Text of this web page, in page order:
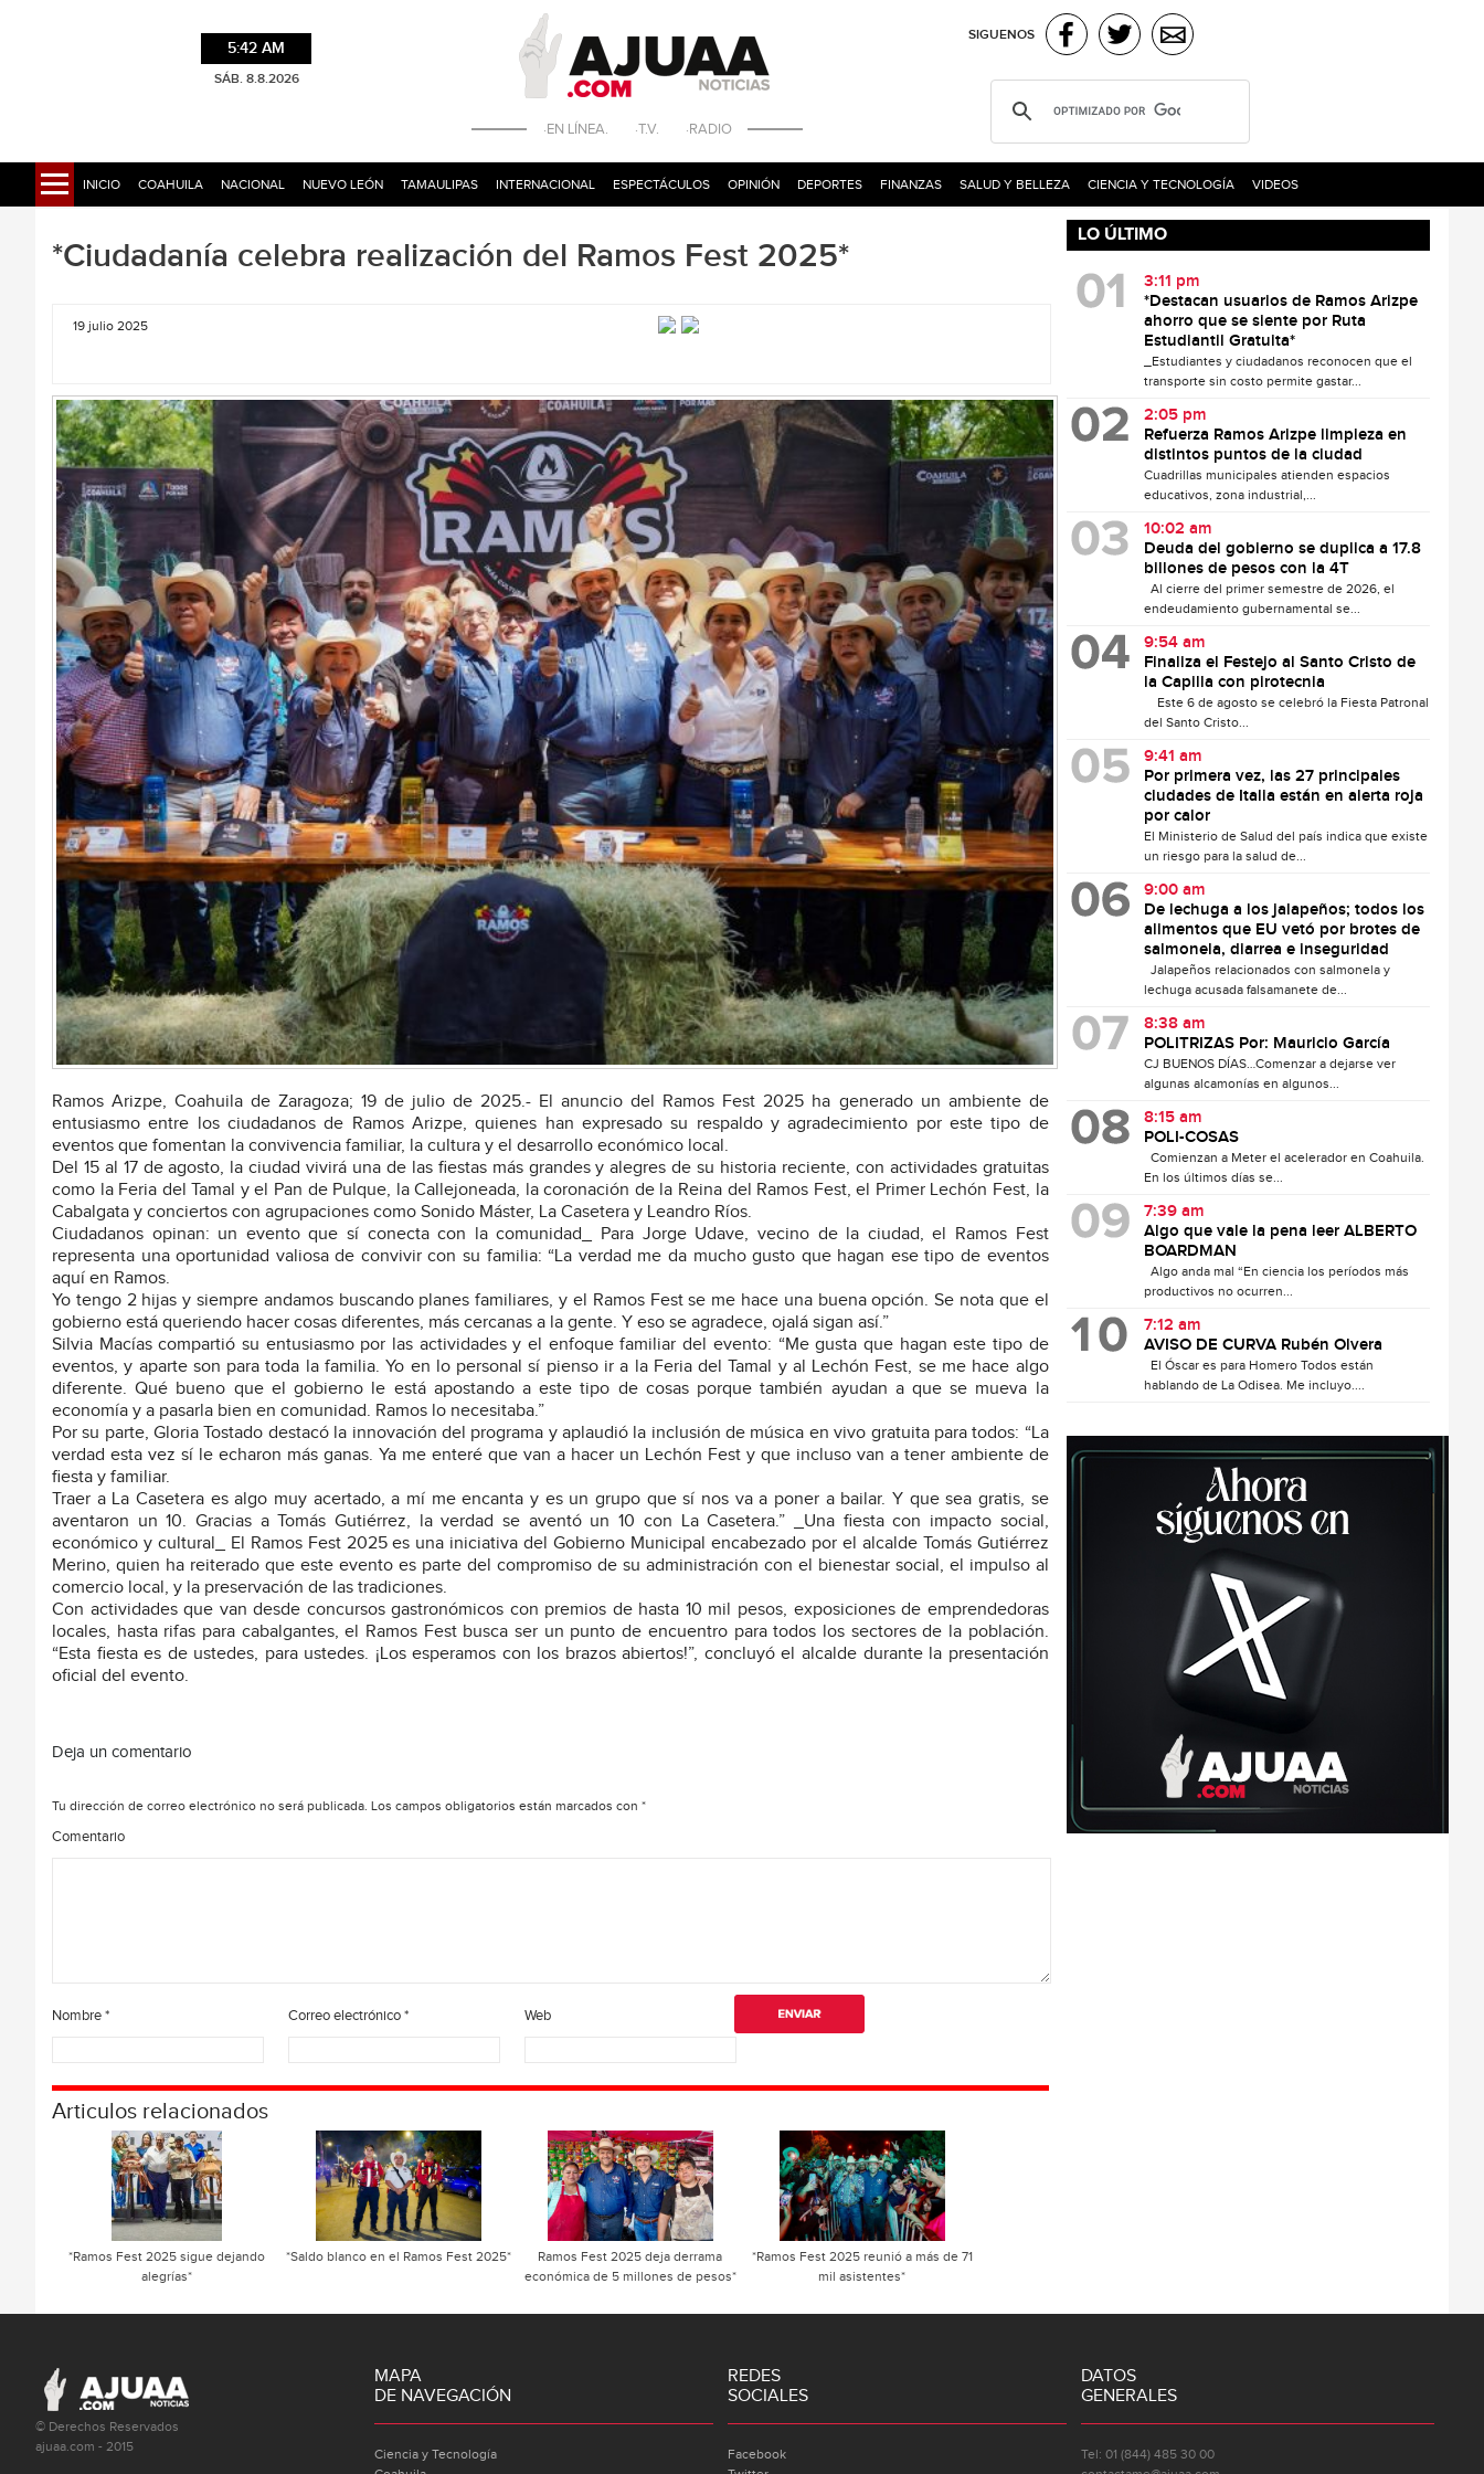
5:42 AM
SÁB. 8.8.2026
·EN LÍNEA. ·T.V. ·RADIO
SIGUENOS
INICIO COAHUILA NACIONAL NUEVO LEÓN TAMAULIPAS INTERNACIONAL ESPECTÁCULOS OPINIÓN DEPORTES FINANZAS SALUD Y BELLEZA CIENCIA Y TECNOLOGÍA VIDEOS
*Ciudadanía celebra realización del Ramos Fest 2025*
19 julio 2025
Ramos Arizpe, Coahuila de Zaragoza; 19 de julio de 2025.- El anuncio del Ramos Fest 2025 ha generado un ambiente de
entusiasmo entre los ciudadanos de Ramos Arizpe, quienes han expresado su respaldo y agradecimiento por este tipo de
eventos que fomentan la convivencia familiar, la cultura y el desarrollo económico local.
Del 15 al 17 de agosto, la ciudad vivirá una de las fiestas más grandes y alegres de su historia reciente, con actividades gratuitas
como la Feria del Tamal y el Pan de Pulque, la Callejoneada, la coronación de la Reina del Ramos Fest, el Primer Lechón Fest, la
Cabalgata y conciertos con agrupaciones como Sonido Máster, La Casetera y Leandro Ríos.
Ciudadanos opinan: un evento que sí conecta con la comunidad_ Para Jorge Udave, vecino de la ciudad, el Ramos Fest
representa una oportunidad valiosa de convivir con su familia: “La verdad me da mucho gusto que hagan ese tipo de eventos
aquí en Ramos.
Yo tengo 2 hijas y siempre andamos buscando planes familiares, y el Ramos Fest se me hace una buena opción. Se nota que el
gobierno está queriendo hacer cosas diferentes, más cercanas a la gente. Y eso se agradece, ojalá sigan así.”
Silvia Macías compartió su entusiasmo por las actividades y el enfoque familiar del evento: “Me gusta que hagan este tipo de
eventos, y aparte son para toda la familia. Yo en lo personal sí pienso ir a la Feria del Tamal y al Lechón Fest, se me hace algo
diferente. Qué bueno que el gobierno le está apostando a este tipo de cosas porque también ayudan a que se mueva la
economía y a pasarla bien en comunidad. Ramos lo necesitaba.”
Por su parte, Gloria Tostado destacó la innovación del programa y aplaudió la inclusión de música en vivo gratuita para todos: “La
verdad esta vez sí le echaron más ganas. Ya me enteré que van a hacer un Lechón Fest y que incluso van a tener ambiente de
fiesta y familiar.
Traer a La Casetera es algo muy acertado, a mí me encanta y es un grupo que sí nos va a poner a bailar. Y que sea gratis, se
aventaron un 10. Gracias a Tomás Gutiérrez, la verdad se aventó un 10 con La Casetera.” _Una fiesta con impacto social,
económico y cultural_ El Ramos Fest 2025 es una iniciativa del Gobierno Municipal encabezado por el alcalde Tomás Gutiérrez
Merino, quien ha reiterado que este evento es parte del compromiso de su administración con el bienestar social, el impulso al
comercio local, y la preservación de las tradiciones.
Con actividades que van desde concursos gastronómicos con premios de hasta 10 mil pesos, exposiciones de emprendedoras
locales, hasta rifas para cabalgantes, el Ramos Fest busca ser un punto de encuentro para todos los sectores de la población.
“Esta fiesta es de ustedes, para ustedes. ¡Los esperamos con los brazos abiertos!”, concluyó el alcalde durante la presentación
oficial del evento.
Deja un comentario
Tu dirección de correo electrónico no será publicada. Los campos obligatorios están marcados con *
Comentario
Nombre* Correo electrónico* Web
Articulos relacionados
*Ramos Fest 2025 sigue dejando
alegrías*
*Saldo blanco en el Ramos Fest 2025*
Ramos Fest 2025 deja derrama
económica de 5 millones de pesos*
*Ramos Fest 2025 reunió a más de 71
mil asistentes*
LO ÚLTIMO
3:11 pm
*Destacan usuarios de Ramos Arizpe
ahorro que se siente por Ruta
Estudiantil Gratuita*
_Estudiantes y ciudadanos reconocen que el
transporte sin costo permite gastar...
2:05 pm
Refuerza Ramos Arizpe limpieza en
distintos puntos de la ciudad
Cuadrillas municipales atienden espacios
educativos, zona industrial,...
10:02 am
Deuda del gobierno se duplica a 17.8
billones de pesos con la 4T
Al cierre del primer semestre de 2026, el
endeudamiento gubernamental se...
9:54 am
Finaliza el Festejo al Santo Cristo de
la Capilla con pirotecnia
Este 6 de agosto se celebró la Fiesta Patronal
del Santo Cristo...
9:41 am
Por primera vez, las 27 principales
ciudades de Italia están en alerta roja
por calor
El Ministerio de Salud del país indica que existe
un riesgo para la salud de...
9:00 am
De lechuga a los jalapeños; todos los
alimentos que EU vetó por brotes de
salmonela, diarrea e inseguridad
Jalapeños relacionados con salmonela y
lechuga acusada falsamanete de...
8:38 am
POLITRIZAS Por: Mauricio García
CJ BUENOS DÍAS…Comenzar a dejarse ver
algunas alcamonías en algunos...
8:15 am
POLI-COSAS
Comienzan a Meter el acelerador en Coahuila.
En los últimos días se...
7:39 am
Algo que vale la pena leer ALBERTO
BOARDMAN
Algo anda mal “En ciencia los períodos más
productivos no ocurren...
7:12 am
AVISO DE CURVA Rubén Olvera
El Óscar es para Homero Todos están
hablando de La Odisea. Me incluyo....
© Derechos Reservados
ajuaa.com - 2015
MAPA
DE NAVEGACIÓN
Ciencia y Tecnología
REDES
SOCIALES
Facebook
DATOS
GENERALES
Tel: 01 (844) 485 30 00